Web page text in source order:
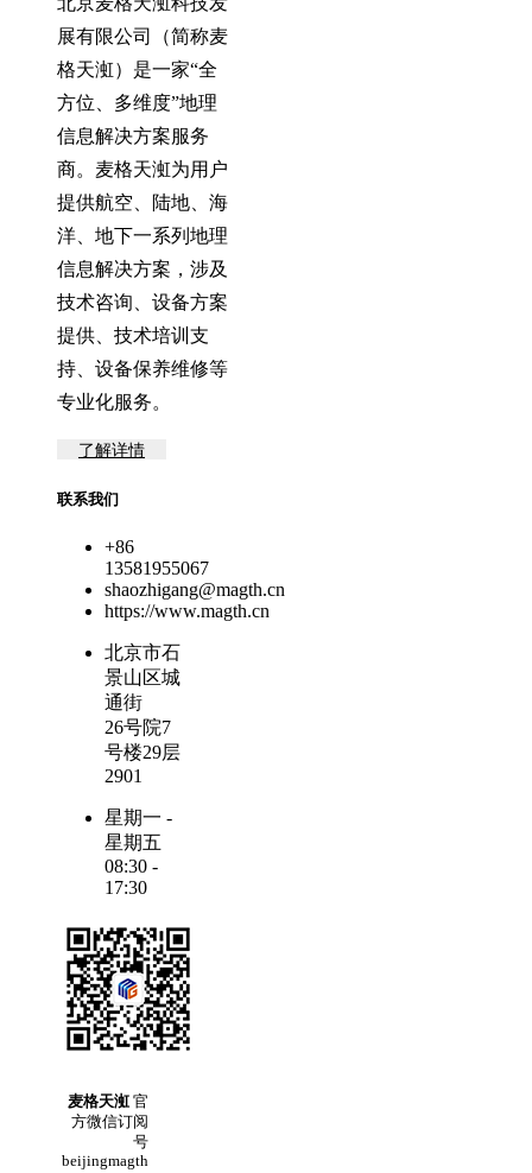
展有限公司（简称麦
格天渱）是一家“全
方位、多维度”地理
信息解决方案服务
商。麦格天渱为用户
提供航空、陆地、海
洋、地下一系列地理
信息解决方案，涉及
技术咨询、设备方案
提供、技术培训支
持、设备保养维修等
专业化服务。
了解详情
联系我们
+86
13581955067
shaozhigang@magth.cn
https://www.magth.cn
北京市石
景山区城
通街
26号院7
号楼29层
2901
星期一 -
星期五
08:30 -
17:30
麦格天渱官
方微信订阅
号
beijingmagth